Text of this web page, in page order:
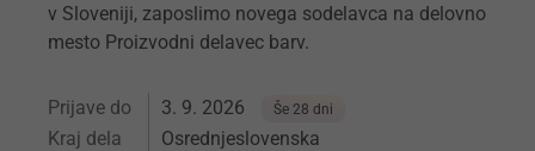
v Sloveniji, zaposlimo novega sodelavca na delovno
mesto Proizvodni delavec barv.
Prijave do 3. 9. 2026 Še 28 dni
Kraj dela Osrednjeslovenska